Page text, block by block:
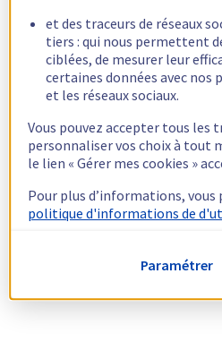
et des traceurs de réseaux
tiers : qui nous permettent
ciblées, de mesurer leur
certaines données avec
et les réseaux sociaux.
Vous pouvez accepter tous les
personnaliser vos choix à tout
le lien « Gérer mes cookies »
Pour plus d’informations,
politique d'informations de
Paramétrer